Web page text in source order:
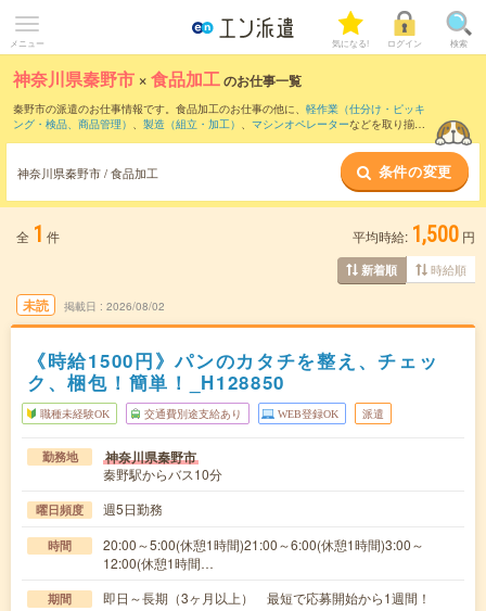
メニュー 気になる! ログイン 検索
神奈川県秦野市 ×食品加工のお仕事一覧
秦野市の派遣のお仕事情報です。食品加工のお仕事の他に、 軽作業（仕分け・ピッキ
ング・検品、商品管理） 、 製造（組立・加工） 、 マシンオペレーターなどを取り揃え
神奈川県秦野市 / 食品加工 条件の変更
全 1 件 平均時給: 1,500 円
新着順 時給順
未読 掲載日 2026/08/02
《時給1500円》パンのカタチを整え、チェッ
ク、梱包！簡単！_H128850
職種未経験OK 交通費別途支給あり WEB登録OK 派遣
勤務地 神奈川県秦野市
秦野駅からバス10分
曜日頻度 週5日勤務
時間
20:00～5:00(休憩1時間)21:00～6:00(休憩1時間)3:00～
12:00(休憩1時間…
期間 即日～長期（3ヶ月以上） 最短で応募開始から1週間！